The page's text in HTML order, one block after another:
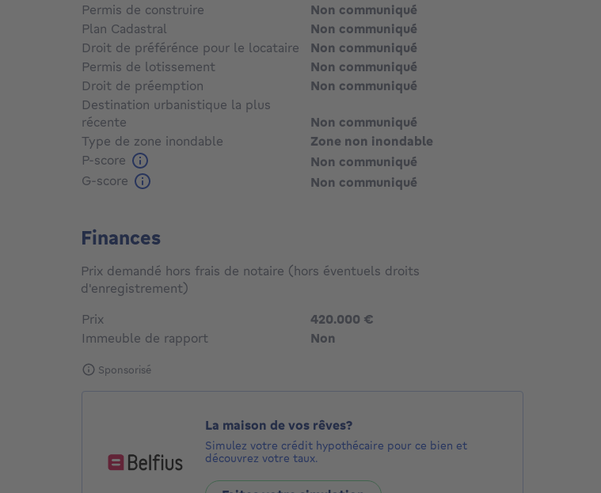
Permis de construire
Non communiqué
Plan Cadastral
Non communiqué
Droit de préférénce pour le locataire
Non communiqué
Permis de lotissement
Non communiqué
Droit de préemption
Non communiqué
Destination urbanistique la plus
récente
Non communiqué
Type de zone inondable
Zone non inondable
P-score
Non communiqué
G-score
Non communiqué
Finances
Prix demandé hors frais de notaire (hors éventuels droits
d'enregistrement)
Prix
420.000 €
Immeuble de rapport
Non
Sponsorisé
La maison de vos rêves?
Simulez votre crédit hypothécaire pour ce bien et
découvrez votre taux.